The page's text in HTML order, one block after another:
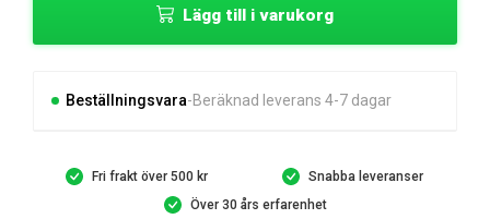
TC
VERSIO
Lägg till i varukorg
Beställningsvara Beräknad leverans 4-7 dagar
Fri frakt över 500 kr
Snabba leveranser
Över 30 års erfarenhet